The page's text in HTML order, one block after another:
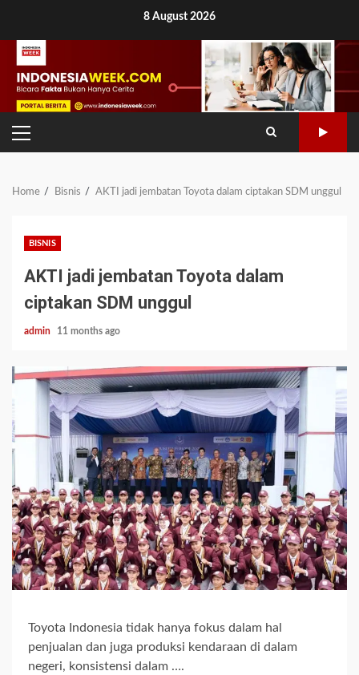
content
8 August 2026
PRIMARY
MENU
Home Bisnis AKTI jadi jembatan Toyota dalam ciptakan SDM unggul
BISNIS
AKTI jadi jembatan Toyota dalam
ciptakan SDM unggul
admin 11 months ago
Toyota Indonesia tidak hanya fokus dalam hal
penjualan dan juga produksi kendaraan di dalam
negeri, konsistensi dalam ….